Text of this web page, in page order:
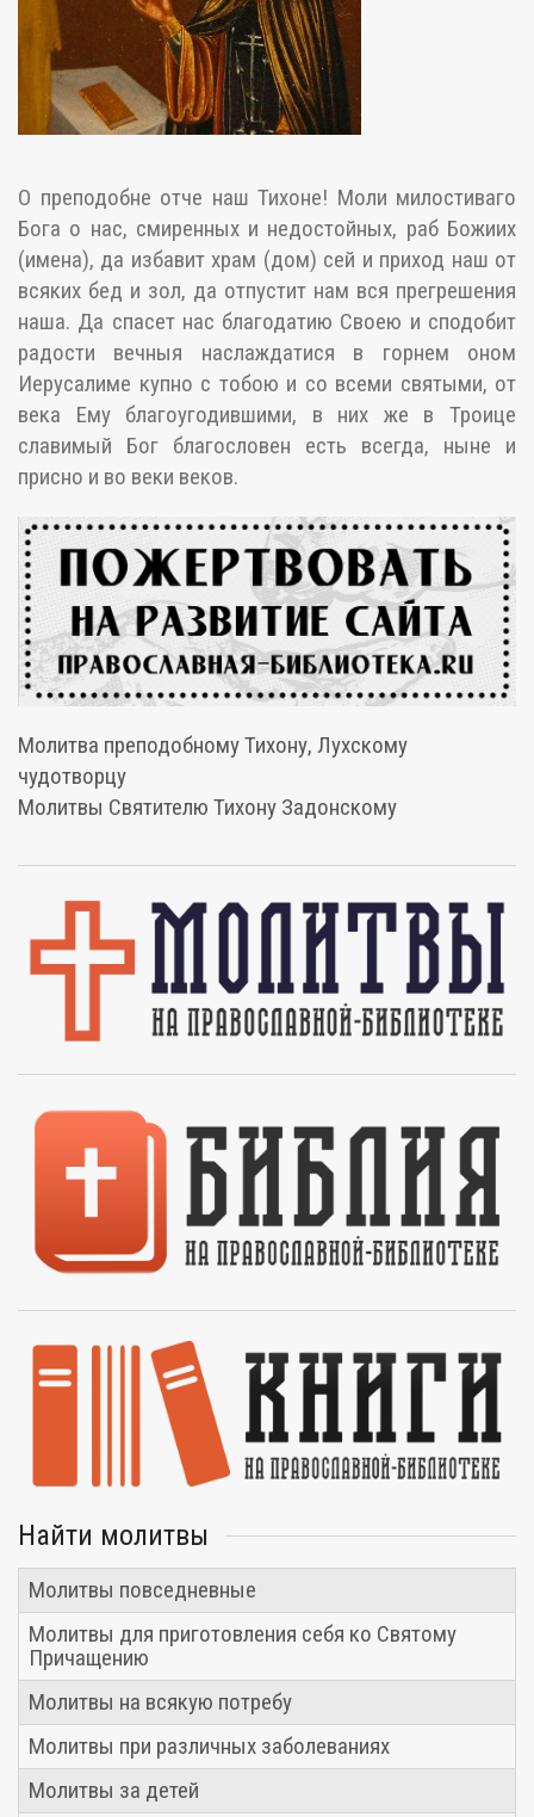
О преподобне отче наш Тихоне! Моли милостиваго
Бога о нас, смиренных и недостойных, раб Божиих
(имена), да избавит храм (дом) сей и приход наш от
всяких бед и зол, да отпустит нам вся прегрешения
наша. Да спасет нас благодатию Своею и сподобит
радости вечныя наслаждатися в горнем оном
Иерусалиме купно с тобою и со всеми святыми, от
века Ему благоугодившими, в них же в Троице
славимый Бог благословен есть всегда, ныне и
присно и во веки веков.
Молитва преподобному Тихону, Лухскому
чудотворцу
Молитвы Святителю Тихону Задонскому
Найти молитвы
Молитвы повседневные
Молитвы для приготовления себя ко Святому
Причащению
Молитвы на всякую потребу
Молитвы при различных заболеваниях
Молитвы за детей